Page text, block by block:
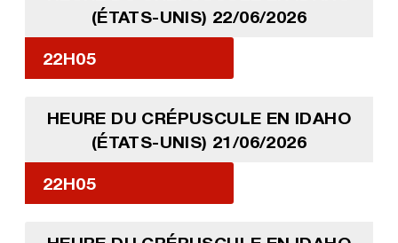
(ÉTATS-UNIS) 22/06/2026
22H05
HEURE DU CRÉPUSCULE EN IDAHO
(ÉTATS-UNIS) 21/06/2026
22H05